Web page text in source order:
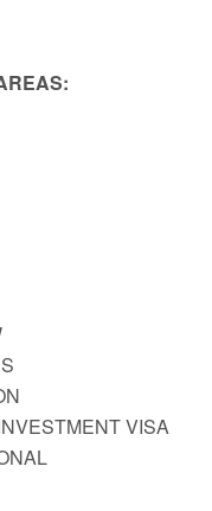
VISA